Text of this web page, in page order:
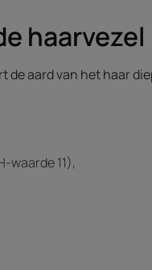
haarvezel
de aard van het haar
waarde 11),